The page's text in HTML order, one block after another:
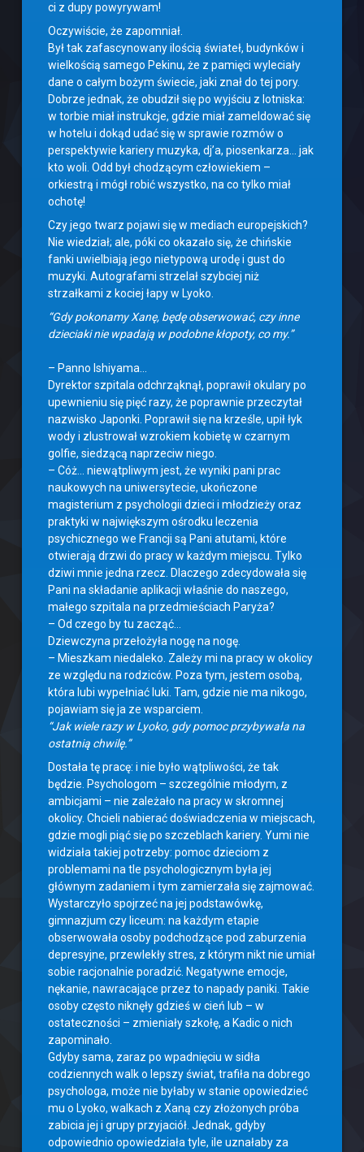
ci z dupy powyrywam!
Oczywiście, że zapomniał.
Był tak zafascynowany ilością świateł, budynków i
wielkością samego Pekinu, że z pamięci wyleciały
dane o całym bożym świecie, jaki znał do tej pory.
Dobrze jednak, że obudził się po wyjściu z lotniska:
w torbie miał instrukcje, gdzie miał zameldować się
w hotelu i dokąd udać się w sprawie rozmów o
perspektywie kariery muzyka, dj’a, piosenkarza… jak
kto woli. Odd był chodzącym człowiekiem –
orkiestrą i mógł robić wszystko, na co tylko miał
ochotę!
Czy jego twarz pojawi się w mediach europejskich?
Nie wiedział; ale, póki co okazało się, że chińskie
fanki uwielbiają jego nietypową urodę i gust do
muzyki. Autografami strzelał szybciej niż
strzałkami z kociej łapy w Lyoko.
“Gdy pokonamy Xanę, będę obserwować, czy inne
dzieciaki nie wpadają w podobne kłopoty, co my.”
– Panno Ishiyama…
Dyrektor szpitala odchrząknął, poprawił okulary po
upewnieniu się pięć razy, że poprawnie przeczytał
nazwisko Japonki. Poprawił się na krześle, upił łyk
wody i zlustrował wzrokiem kobietę w czarnym
golfie, siedzącą naprzeciw niego.
– Cóż… niewątpliwym jest, że wyniki pani prac
naukowych na uniwersytecie, ukończone
magisterium z psychologii dzieci i młodzieży oraz
praktyki w największym ośrodku leczenia
psychicznego we Francji są Pani atutami, które
otwierają drzwi do pracy w każdym miejscu. Tylko
dziwi mnie jedna rzecz. Dlaczego zdecydowała się
Pani na składanie aplikacji właśnie do naszego,
małego szpitala na przedmieściach Paryża?
– Od czego by tu zacząć…
Dziewczyna przełożyła nogę na nogę.
– Mieszkam niedaleko. Zależy mi na pracy w okolicy
ze względu na rodziców. Poza tym, jestem osobą,
która lubi wypełniać luki. Tam, gdzie nie ma nikogo,
pojawiam się ja ze wsparciem.
“Jak wiele razy w Lyoko, gdy pomoc przybywała na
ostatnią chwilę.”
Dostała tę pracę: i nie było wątpliwości, że tak
będzie. Psychologom – szczególnie młodym, z
ambicjami – nie zależało na pracy w skromnej
okolicy. Chcieli nabierać doświadczenia w miejscach,
gdzie mogli piąć się po szczeblach kariery. Yumi nie
widziała takiej potrzeby: pomoc dzieciom z
problemami na tle psychologicznym była jej
głównym zadaniem i tym zamierzała się zajmować.
Wystarczyło spojrzeć na jej podstawówkę,
gimnazjum czy liceum: na każdym etapie
obserwowała osoby podchodzące pod zaburzenia
depresyjne, przewlekły stres, z którym nikt nie umiał
sobie racjonalnie poradzić. Negatywne emocje,
nękanie, nawracające przez to napady paniki. Takie
osoby często niknęły gdzieś w cień lub – w
ostateczności – zmieniały szkołę, a Kadic o nich
zapominało.
Gdyby sama, zaraz po wpadnięciu w sidła
codziennych walk o lepszy świat, trafiła na dobrego
psychologa, może nie byłaby w stanie opowiedzieć
mu o Lyoko, walkach z Xaną czy złożonych próba
zabicia jej i grupy przyjaciół. Jednak, gdyby
odpowiednio opowiedziała tyle, ile uznałaby za